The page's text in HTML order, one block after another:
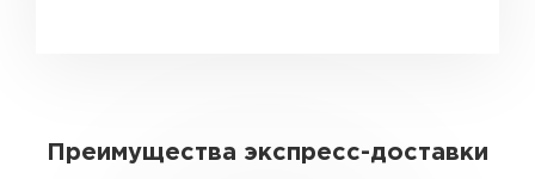
Преимущества экспресс-доставки